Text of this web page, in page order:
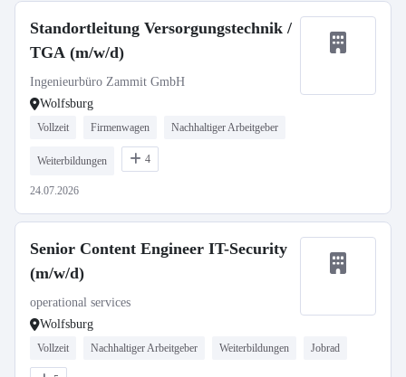
Standortleitung Versorgungstechnik /
TGA (m/w/d)
Ingenieurbüro Zammit GmbH
Wolfsburg
Vollzeit Firmenwagen Nachhaltiger Arbeitgeber
Weiterbildungen 4
24.07.2026
Senior Content Engineer IT-Security
(m/w/d)
operational services
Wolfsburg
Vollzeit Nachhaltiger Arbeitgeber Weiterbildungen Jobrad